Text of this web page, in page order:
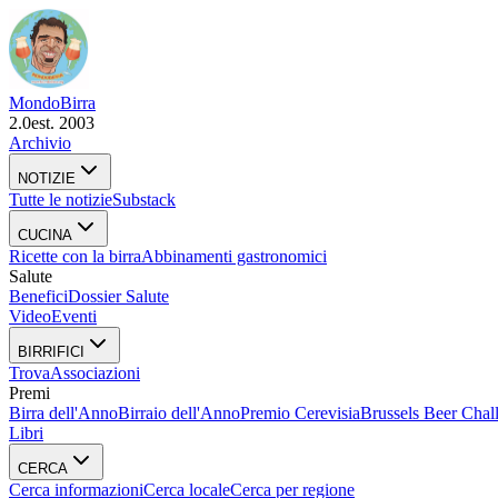
MondoBirra
2.0est. 2003
Archivio
NOTIZIE
Tutte le notizieSubstack
CUCINA
Ricette con la birraAbbinamenti gastronomici
Salute
BeneficiDossier Salute
VideoEventi
BIRRIFICI
TrovaAssociazioni
Premi
Birra dell'AnnoBirraio dell'AnnoPremio CerevisiaBrussels Beer
Libri
CERCA
Cerca informazioniCerca localeCerca per regione